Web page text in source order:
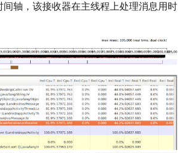
轴，该接收器在主线程上处理消息用时